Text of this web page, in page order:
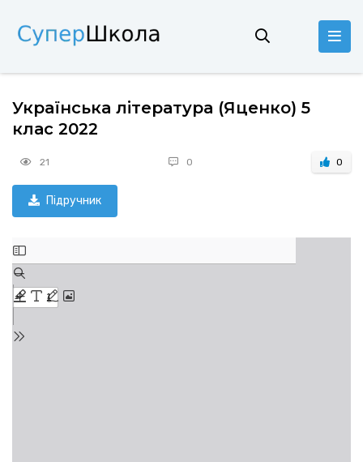
Українська література (Яценко) 5
клас 2022
21 0 0
Підручник